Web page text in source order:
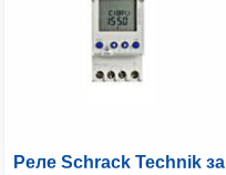
Реле Schrack Technik за